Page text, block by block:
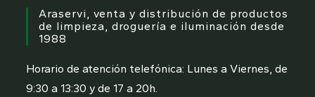
Araservi, venta y distribución de productos
de limpieza, droguería e iluminación desde
1988
Horario de atención telefónica: Lunes a Viernes, de
9:30 a 13:30 y de 17 a 20h.